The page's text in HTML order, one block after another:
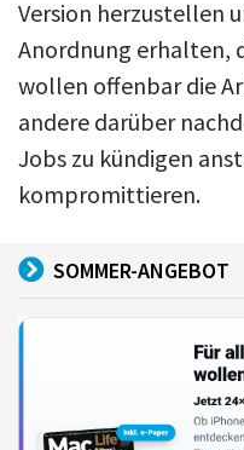
Version herzustellen
Anordnung erhalten,
wollen offenbar die
andere darüber
Jobs zu kündigen
kompromittieren.
SOMMER-ANGEBOT